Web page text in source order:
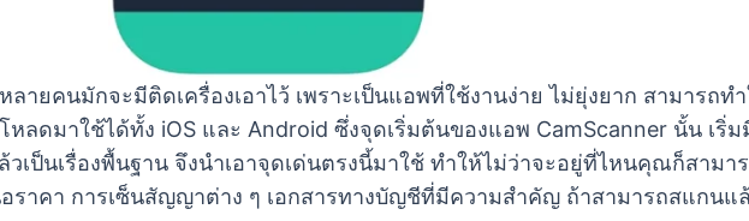
ยคนมักจะมีติดเครื่องเอาไว้ เพราะเป็นแอพที่ใช้งานง่าย ไม่ยุ่งยาก สามารถทำ
ลดมาใช้ได้ทั้ง iOS และ Android ซึ่งจุดเริ่มต้นของแอพ CamScanner นั้น เริ่
ป็นเรื่องพื้นฐาน จึงนำเอาจุดเด่นตรงนี้มาใช้ ทำให้ไม่ว่าจะอยู่ที่ไหนคุณก็สามา
อราคา การเซ็นสัญญาต่าง ๆ เอกสารทางบัญชีที่มีความสำคัญ ถ้าสามารถสแกน